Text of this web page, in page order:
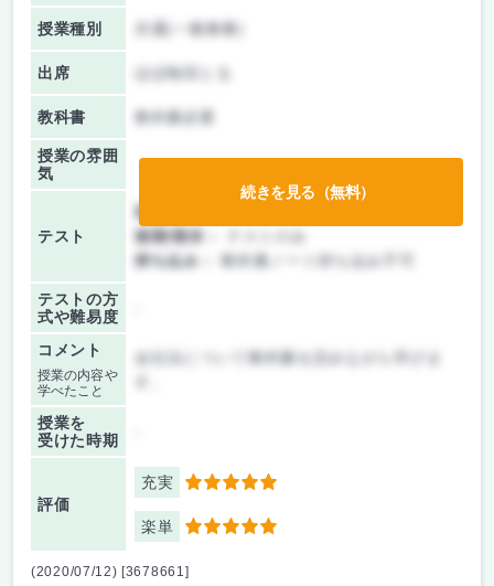
授業種別 共通(一般教養)
出席 ほぼ毎回とる
教科書 教科書必要
授業の雰囲
気
テスト
前期/中間：
後期/期末：
持ち込み：
教科書ノート持ち込み不可
テストの方
式や難易度
コメント
授業の内容や
学べたこと
会社法について教科書を読みながら学びま
授業を
受けた時期
評価
充実 5
楽単 5
続きを見る（無料）
(2020/07/12) [3678661]